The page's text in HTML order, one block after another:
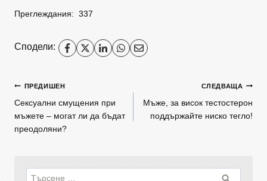
Преглеждания: 337
Сподели:
ПРЕДИШЕН
Сексуални смущения при
мъжете – могат ли да бъдат
преодоляни?
СЛЕДВАЩА
Мъже, за висок тестостерон
поддържайте ниско тегло!